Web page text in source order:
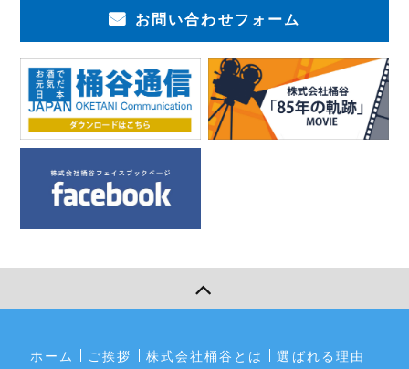
お問い合わせフォーム
ホーム ご挨拶 株式会社桶谷とは 選ばれる理由